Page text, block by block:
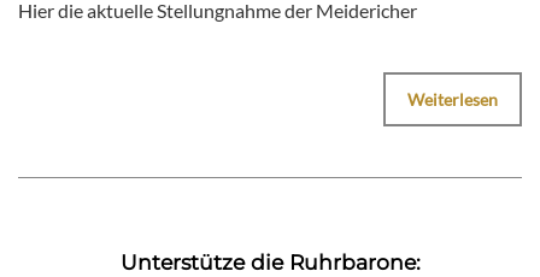
Hier die aktuelle Stellungnahme der Meidericher
Weiterlesen
Unterstütze die Ruhrbarone: